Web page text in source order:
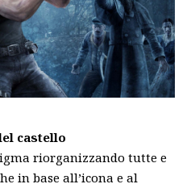
castello
riorganizzando tutte e
in base all’icona e al